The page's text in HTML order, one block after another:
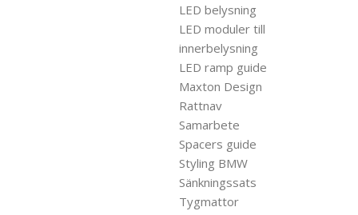
LED belysning
LED moduler till
innerbelysning
LED ramp guide
Maxton Design
Rattnav
Samarbete
Spacers guide
Styling BMW
Sänkningssats
Tygmattor